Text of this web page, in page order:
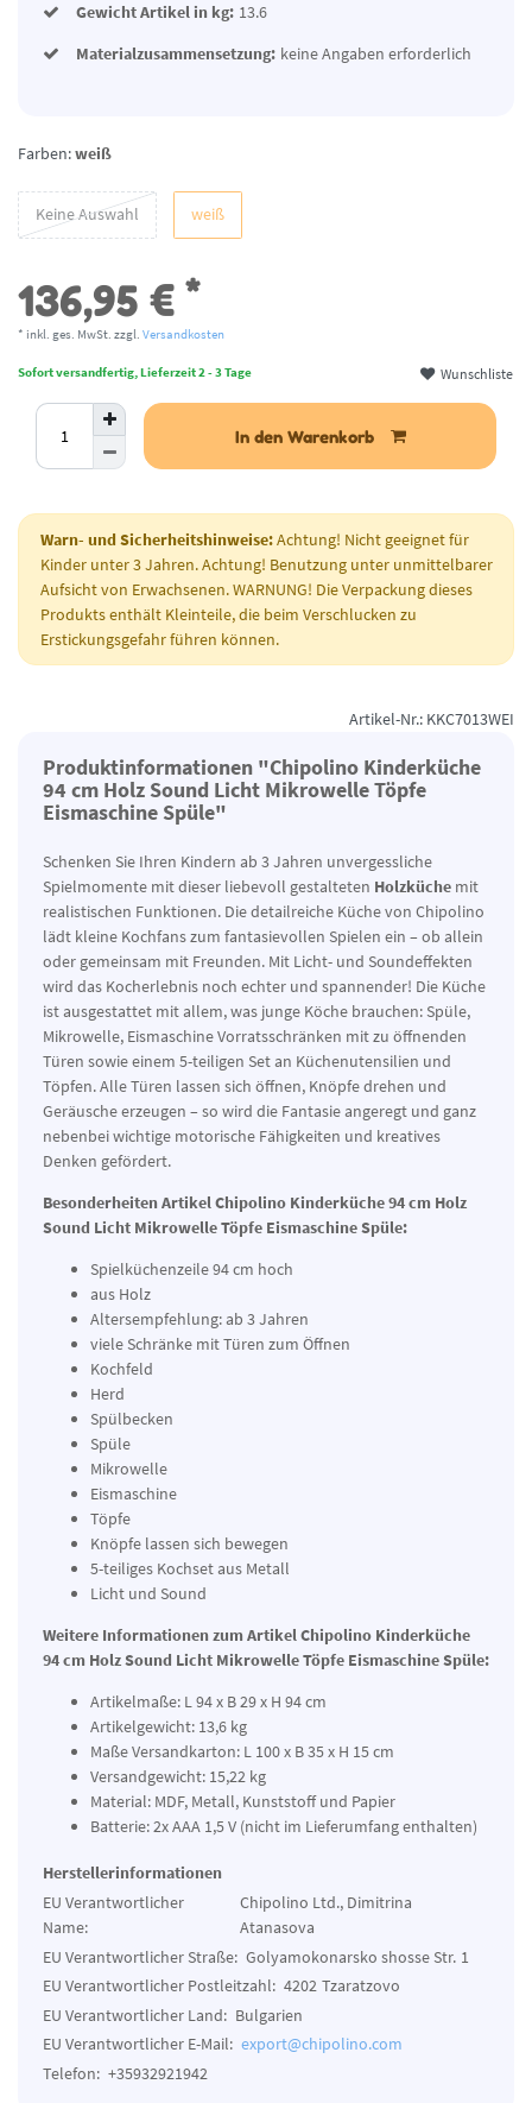
Gewicht Artikel in kg: 13.6
Materialzusammensetzung: keine Angaben erforderlich
Farben:weiß
Keine Auswahl weiß
136,95 € *
* inkl. ges. MwSt. zzgl. Versandkosten
Sofort versandfertig, Lieferzeit 2 - 3 Tage Wunschliste
In den Warenkorb
Warn- und Sicherheitshinweise:Achtung! Nicht geeignet für
Kinder unter 3 Jahren. Achtung! Benutzung unter unmittelbarer
Aufsicht von Erwachsenen. WARNUNG! Die Verpackung dieses
Produkts enthält Kleinteile, die beim Verschlucken zu
Erstickungsgefahr führen können.
Artikel-Nr.: KKC7013WEI
Produktinformationen "Chipolino Kinderküche
94 cm Holz Sound Licht Mikrowelle Töpfe
Eismaschine Spüle"
Schenken Sie Ihren Kindern ab 3 Jahren unvergessliche
Spielmomente mit dieser liebevoll gestalteten Holzküche mit
realistischen Funktionen. Die detailreiche Küche von Chipolino
lädt kleine Kochfans zum fantasievollen Spielen ein – ob allein
oder gemeinsam mit Freunden. Mit Licht- und Soundeffekten
wird das Kocherlebnis noch echter und spannender! Die Küche
ist ausgestattet mit allem, was junge Köche brauchen: Spüle,
Mikrowelle, Eismaschine Vorratsschränken mit zu öffnenden
Türen sowie einem 5-teiligen Set an Küchenutensilien und
Töpfen. Alle Türen lassen sich öffnen, Knöpfe drehen und
Geräusche erzeugen – so wird die Fantasie angeregt und ganz
nebenbei wichtige motorische Fähigkeiten und kreatives
Denken gefördert.
Besonderheiten Artikel Chipolino Kinderküche 94 cm Holz
Sound Licht Mikrowelle Töpfe Eismaschine Spüle:
Spielküchenzeile 94 cm hoch
aus Holz
Altersempfehlung: ab 3 Jahren
viele Schränke mit Türen zum Öffnen
Kochfeld
Herd
Spülbecken
Spüle
Mikrowelle
Eismaschine
Töpfe
Knöpfe lassen sich bewegen
5-teiliges Kochset aus Metall
Licht und Sound
Weitere Informationen zum Artikel Chipolino Kinderküche
94 cm Holz Sound Licht Mikrowelle Töpfe Eismaschine Spüle:
Artikelmaße: L 94 x B 29 x H 94 cm
Artikelgewicht: 13,6 kg
Maße Versandkarton: L 100 x B 35 x H 15 cm
Versandgewicht: 15,22 kg
Material: MDF, Metall, Kunststoff und Papier
Batterie: 2x AAA 1,5 V (nicht im Lieferumfang enthalten)
Herstellerinformationen
EU Verantwortlicher
Name:
Chipolino Ltd., Dimitrina
Atanasova
EU Verantwortlicher Straße: Golyamokonarsko shosse Str. 1
EU Verantwortlicher Postleitzahl: 4202 Tzaratzovo
EU Verantwortlicher Land: Bulgarien
EU Verantwortlicher E-Mail: export@chipolino.com
Telefon: +35932921942